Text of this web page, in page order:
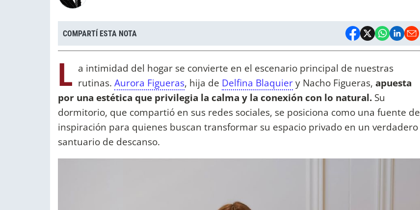
COMPARTÍ ESTA NOTA
L a intimidad del hogar se convierte en el escenario principal de nuestras
rutinas. Aurora Figueras, hija de Delfina Blaquiery Nacho Figueras, apuesta
por una estética que privilegia la calma y la conexión con lo natural. Su
dormitorio, que compartió en sus redes sociales, se posiciona como una fuente de
inspiración para quienes buscan transformar su espacio privado en un verdadero
santuario de descanso.